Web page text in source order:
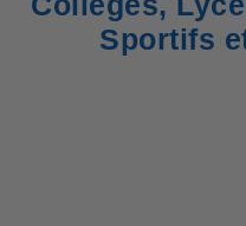
Sportifs